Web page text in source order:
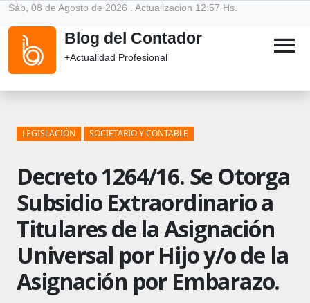
Sáb, 08 de Agosto de 2026 . Actualizacion 12:57 Hs.
Blog del Contador
+Actualidad Profesional menu
LEGISLACIÓN SOCIETARIO Y CONTABLE
Decreto 1264/16. Se Otorga
Subsidio Extraordinario a
Titulares de la Asignación
Universal por Hijo y/o de la
Asignación por Embarazo.